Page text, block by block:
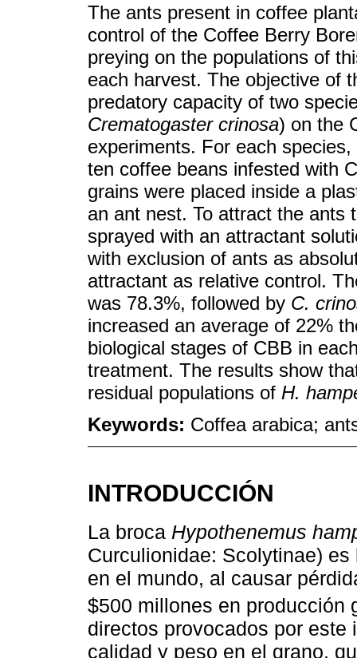
The ants present in coffee
control of the Coffee Berry
preying on the populations of
each harvest. The objective of
predatory capacity of two
Crematogaster crinosa) on the
experiments. For each
ten coffee beans infested with
grains were placed inside a
an ant nest. To attract the ants
sprayed with an attractant
with exclusion of ants as
attractant as relative control.
was 78.3%, followed by C.
increased an average of 22%
biological stages of CBB in
treatment. The results show
residual populations of H.
Keywords: Coffea arabica;
INTRODUCCIÓN
La broca Hypothenemus
Curculionidae: Scolytinae)
en el mundo, al causar
$500 millones en producción
directos provocados por
calidad y peso en el grano,